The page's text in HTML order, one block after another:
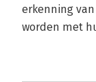
erkenning
worden met